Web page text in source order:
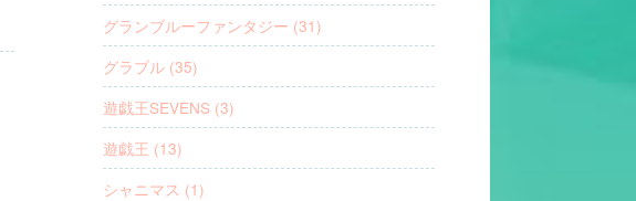
グランブルーファンタジー (31)
グラブル (35)
遊戯王SEVENS (3)
遊戯王 (13)
シャニマス (1)